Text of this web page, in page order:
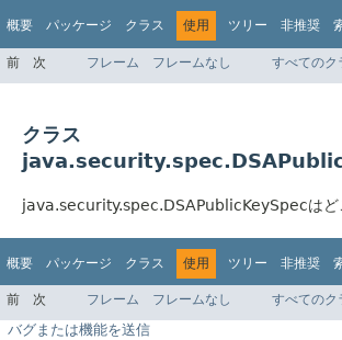
概要 パッケージ クラス 使用 ツリー 非推奨
前 次 フレーム フレームなし すべてのク
クラス
java.security.spec.DSAPublicKeySpecはど
概要 パッケージ クラス 使用 ツリー 非推奨
前 次 フレーム フレームなし すべてのク
バグまたは機能を送信